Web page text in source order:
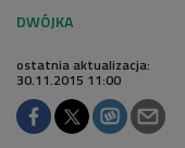
ostatnia aktualizacja:
30.11.2015 11:00